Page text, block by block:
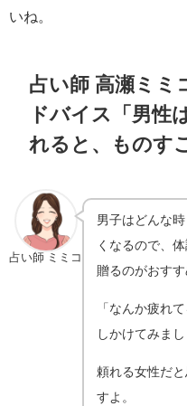
いね。
占い師 高瀬ミミ
ドバイス「男性
れると、ものす
占い師 ミミコ
男子はどんな
くなるので、
贈るのがおすす
「なんか疲れ
しかけてみまし
頼れる女性だ
すよ。